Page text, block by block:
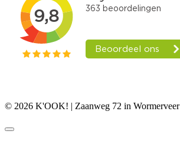
© 2026 K'OOK! | Zaanweg 72 in Wormerveer